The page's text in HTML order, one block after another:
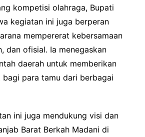
kompetisi olahraga, Bupati
kegiatan ini juga berperan
mempererat kebersamaan
dan ofisial. Ia menegaskan
daerah untuk memberikan
bagi para tamu dari berbagai
ini juga mendukung visi dan
Barat Berkah Madani di